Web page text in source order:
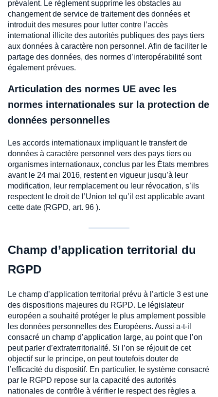
prévalent. Le règlement supprime les obstacles au
changement de service de traitement des données et
introduit des mesures pour lutter contre l’accès
international illicite des autorités publiques des pays tiers
aux données à caractère non personnel. Afin de faciliter le
partage des données, des normes d’interopérabilité sont
également prévues.
Articulation des normes UE avec les
normes internationales sur la protection de
données personnelles
Les accords internationaux impliquant le transfert de
données à caractère personnel vers des pays tiers ou
organismes internationaux, conclus par les États membres
avant le 24 mai 2016, restent en vigueur jusqu’à leur
modification, leur remplacement ou leur révocation, s’ils
respectent le droit de l’Union tel qu’il est applicable avant
cette date (RGPD, art. 96 ).
Champ d’application territorial du
RGPD
Le champ d’application territorial prévu à l’article 3 est une
des dispositions majeures du RGPD. Le législateur
européen a souhaité protéger le plus amplement possible
les données personnelles des Européens. Aussi a-t-il
consacré un champ d’application large, au point que l’on
peut parler d’extraterritorialité. Si l’on se réjouit de cet
objectif sur le principe, on peut toutefois douter de
l’efficacité du dispositif. En particulier, le système consacré
par le RGPD repose sur la capacité des autorités
nationales de contrôle à vérifier le respect des règles a